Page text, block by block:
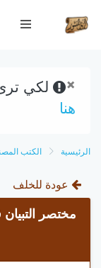
× لكي
هنا
الرئيسية الكتب
عودة للخلف
مختصر